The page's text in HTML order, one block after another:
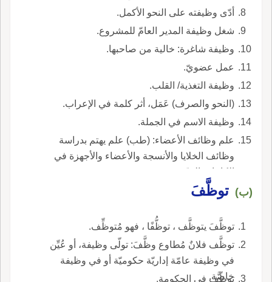
أدّى وظيفته على النحو الأكمل.
شغل وظيفة المدير العامّ للمشروع.
وظيفة شاغرة: خالية من صاحبها.
عمل عضويّ.
وظيفة التغذية/ القلب.
(النحو والصرف) عَمَل، أثر كلمة في الإعراب.
وظيفة الاسم في الجملة.
علم وظائف الأعضاء: (طب) علم يهتم بدراسة
وظائف الخلايا والأنسجة والأعضاء والأجهزة في
الكائنات الحيّة.
(ب) توظَّفَ
توظَّفَ يتوظَّف ، توظُّفًا ، فهو مُتوظِّف.
توظَّف فلانٌ مُطاوع وظَّفَ: تولّى وظيفة، أو عُيِّن
في وظيفة عامّة إداريّة حكوميّة أو في وظيفة
خاصَّة.
توظّف في الحكومة.